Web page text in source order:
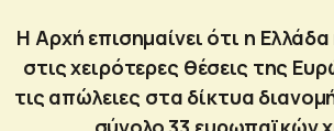
Η Αρχή επισημαίνει ότι η
στις χειρότερες θέσεις της
τις απώλειες στα δίκτυα